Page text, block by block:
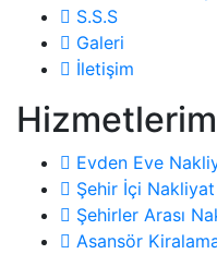
S.S.S
Galeri
İletişim
Evden Eve
Şehir İçi Nakliyat
Şehirler Arası
Asansör